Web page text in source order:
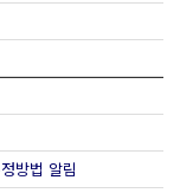
방법 알림